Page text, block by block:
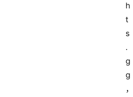
h
t
s
.
g
g
，